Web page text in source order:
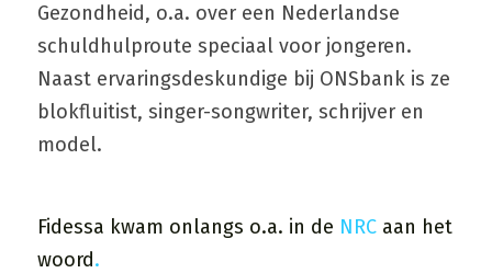
Gezondheid, o.a. over een Nederlandse
schuldhulproute speciaal voor jongeren.
Naast ervaringsdeskundige bij ONSbank is ze
blokfluitist, singer-songwriter, schrijver en
model.
Fidessa kwam onlangs o.a. in de NRC aan het
woord.